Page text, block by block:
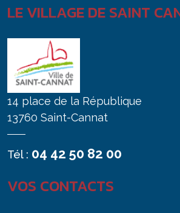
LE VILLAGE DE SAINT
14 place de la République
13760 Saint-Cannat
Tél : 04 42 50 82 00
VOS CONTACTS